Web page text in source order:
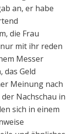
an, er habe
die Frau
mit ihr reden
Messer
das Geld
Meinung nach
Nachschau in
sich in einem